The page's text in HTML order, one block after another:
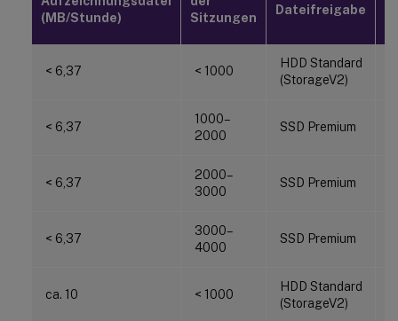
(MB/Stunde)
Sitzungen
Dateifreigabe
< 6,37 < 1000
HDD Standard
(StorageV2)
< 6,37
1000–
2000
SSD Premium
< 6,37
2000–
3000
SSD Premium
< 6,37
3000–
4000
SSD Premium
ca. 10 < 1000
HDD Standard
(StorageV2)